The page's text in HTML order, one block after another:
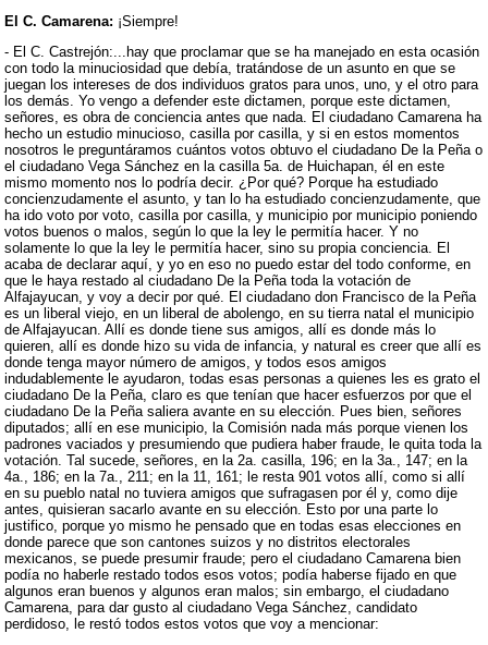
El C. Camarena: ¡Siempre!
- El C. Castrejón:...hay que proclamar que se ha manejado en esta ocasión
con todo la minuciosidad que debía, tratándose de un asunto en que se
juegan los intereses de dos individuos gratos para unos, uno, y el otro para
los demás. Yo vengo a defender este dictamen, porque este dictamen,
señores, es obra de conciencia antes que nada. El ciudadano Camarena ha
hecho un estudio minucioso, casilla por casilla, y si en estos momentos
nosotros le preguntáramos cuántos votos obtuvo el ciudadano De la Peña o
el ciudadano Vega Sánchez en la casilla 5a. de Huichapan, él en este
mismo momento nos lo podría decir. ¿Por qué? Porque ha estudiado
concienzudamente el asunto, y tan lo ha estudiado concienzudamente, que
ha ido voto por voto, casilla por casilla, y municipio por municipio poniendo
votos buenos o malos, según lo que la ley le permitía hacer. Y no
solamente lo que la ley le permitía hacer, sino su propia conciencia. El
acaba de declarar aquí, y yo en eso no puedo estar del todo conforme, en
que le haya restado al ciudadano De la Peña toda la votación de
Alfajayucan, y voy a decir por qué. El ciudadano don Francisco de la Peña
es un liberal viejo, en un liberal de abolengo, en su tierra natal el municipio
de Alfajayucan. Allí es donde tiene sus amigos, allí es donde más lo
quieren, allí es donde hizo su vida de infancia, y natural es creer que allí es
donde tenga mayor número de amigos, y todos esos amigos
indudablemente le ayudaron, todas esas personas a quienes les es grato el
ciudadano De la Peña, claro es que tenían que hacer esfuerzos por que el
ciudadano De la Peña saliera avante en su elección. Pues bien, señores
diputados; allí en ese municipio, la Comisión nada más porque vienen los
padrones vaciados y presumiendo que pudiera haber fraude, le quita toda la
votación. Tal sucede, señores, en la 2a. casilla, 196; en la 3a., 147; en la
4a., 186; en la 7a., 211; en la 11, 161; le resta 901 votos allí, como si allí
en su pueblo natal no tuviera amigos que sufragasen por él y, como dije
antes, quisieran sacarlo avante en su elección. Esto por una parte lo
justifico, porque yo mismo he pensado que en todas esas elecciones en
donde parece que son cantones suizos y no distritos electorales
mexicanos, se puede presumir fraude; pero el ciudadano Camarena bien
podía no haberle restado todos esos votos; podía haberse fijado en que
algunos eran buenos y algunos eran malos; sin embargo, el ciudadano
Camarena, para dar gusto al ciudadano Vega Sánchez, candidato
perdidoso, le restó todos estos votos que voy a mencionar: